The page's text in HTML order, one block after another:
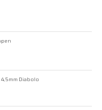
Diabolo